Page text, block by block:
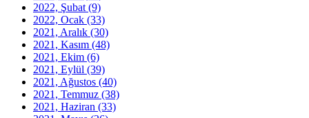
2022, Şubat (9)
2022, Ocak (33)
2021, Aralık (30)
2021, Kasım (48)
2021, Ekim (6)
2021, Eylül (39)
2021, Ağustos (40)
2021, Temmuz (38)
2021, Haziran (33)